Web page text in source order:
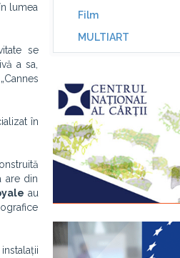
lumea
se
a sa,
în
are din
au
Film
MULTIART